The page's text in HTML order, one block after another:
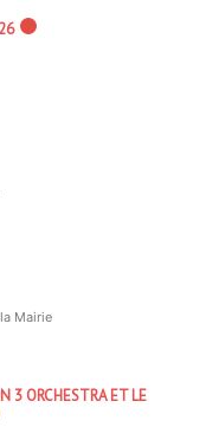
Mairie
3 ORCHESTRA ET LE